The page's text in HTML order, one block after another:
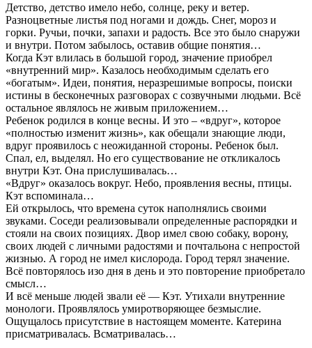
Детство, детство имело небо, солнце, реку и ветер.
Разноцветные листья под ногами и дождь. Снег, мороз и
горки. Ручьи, почки, запахи и радость. Все это было снаружи
и внутри. Потом забылось, оставив общие понятия…
Когда Кэт влилась в большой город, значение приобрел
«внутренний мир». Казалось необходимым сделать его
«богатым». Идеи, понятия, неразрешимые вопросы, поиски
истины в бесконечных разговорах с созвучными людьми. Всё
остальное являлось не живым приложением…
Ребенок родился в конце весны. И это – «вдруг», которое
«полностью изменит жизнь», как обещали знающие люди,
вдруг проявилось с неожиданной стороны. Ребенок был.
Спал, ел, выделял. Но его существование не откликалось
внутри Кэт. Она прислушивалась…
«Вдруг» оказалось вокруг. Небо, проявления весны, птицы.
Кэт вспоминала…
Ей открылось, что времена суток наполнялись своими
звуками. Соседи реализовывали определенные распорядки и
стояли на своих позициях. Двор имел свою собаку, ворону,
своих людей с личными радостями и почтальона с непростой
жизнью. А город не имел кислорода. Город терял значение.
Всё повторялось изо дня в день и это повторение приобретало
смысл…
И всё меньше людей звали её — Кэт. Утихали внутренние
монологи. Проявлялось умиротворяющее безмыслие.
Ощущалось присутствие в настоящем моменте. Катерина
присматривалась. Всматривалась…